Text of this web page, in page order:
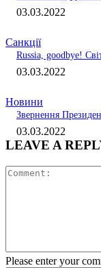
03.03.2022
Санкції
Russia, goodbye!
03.03.2022
Новини
Звернення
03.03.2022
LEAVE A
Please enter your